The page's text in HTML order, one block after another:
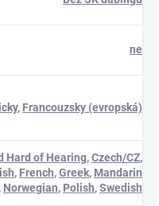
ne
, Francouzsky (evropská)
Hard of Hearing,Czech/CZ,
, French,Greek, Mandarin
, Norwegian, Polish,Swedish